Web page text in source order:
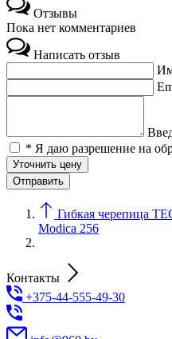
Отзывы
Пока нет комментариев
Написать отзыв
* Я даю разрешение на
Уточнить цену
Гибкая черепица
Modica 256
Контакты
+375-44-555-49-30